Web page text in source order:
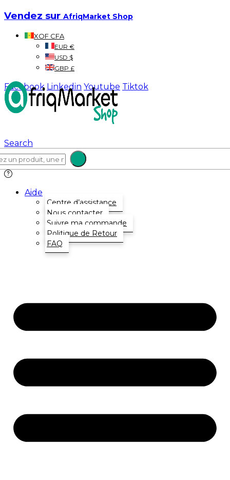
Vendez sur AfriqMarket Shop
XOF CFA
EUR €
USD $
GBP £
Facebook Linkedin Youtube Tiktok
Search
Aide
Centre d’assistance
Nous contacter
Suivre ma commande
Politique de Retour
FAQ